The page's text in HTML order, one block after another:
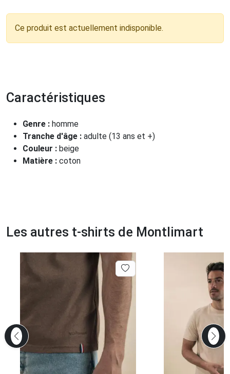
Ce produit est actuellement indisponible.
Caractéristiques
Genre : homme
Tranche d'âge : adulte (13 ans et +)
Couleur : beige
Matière : coton
Les autres t-shirts de Montlimart